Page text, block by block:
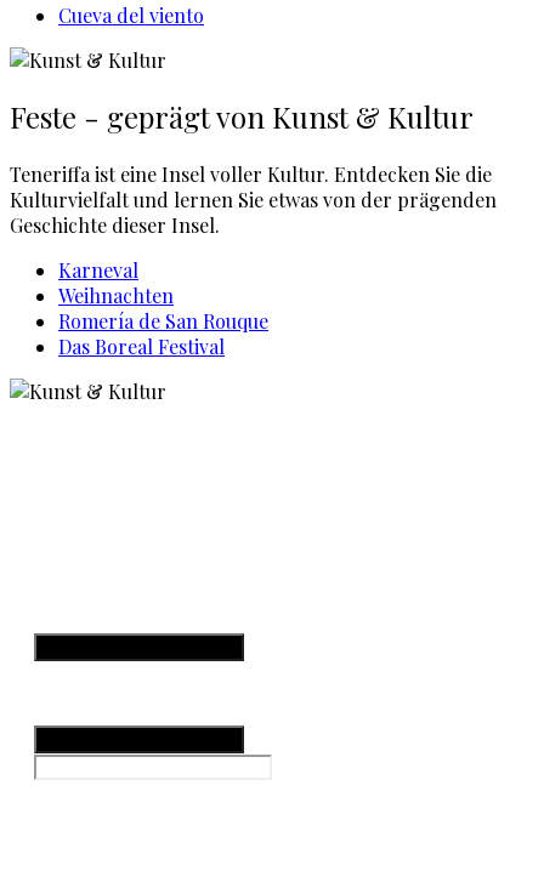
Cueva del viento
Feste - geprägt von Kunst & Kultur
Teneriffa ist eine Insel voller Kultur. Entdecken Sie die
Kulturvielfalt und lernen Sie etwas von der prägenden
Geschichte dieser Insel.
Karneval
Weihnachten
Romería de San Rouque
Das Boreal Festival